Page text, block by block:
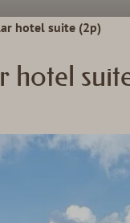
hotel suite (2p)
hotel